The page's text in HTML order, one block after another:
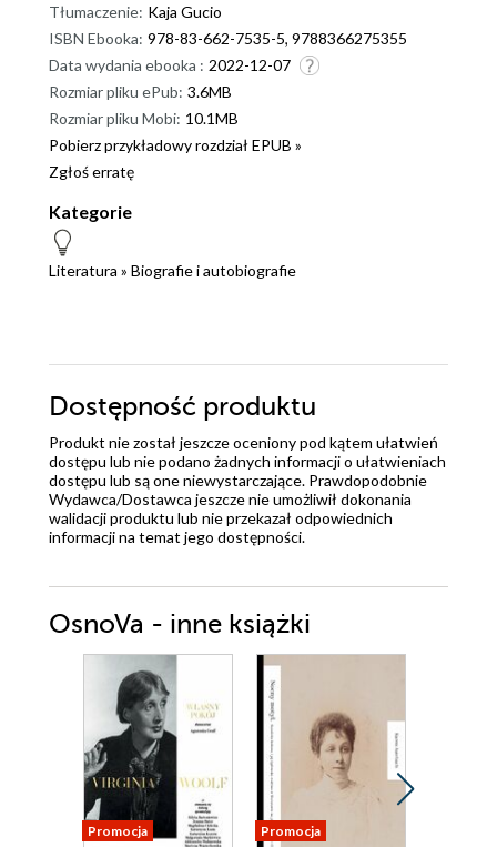
Tłumaczenie: Kaja Gucio
ISBN Ebooka: 978-83-662-7535-5, 9788366275355
Data wydania ebooka : 2022-12-07
Rozmiar pliku ePub: 3.6MB
Rozmiar pliku Mobi: 10.1MB
Pobierz przykładowy rozdział EPUB »
Zgłoś erratę
Kategorie
Literatura » Biografie i autobiografie
Dostępność produktu
Produkt nie został jeszcze oceniony pod kątem ułatwień
dostępu lub nie podano żadnych informacji o ułatwieniach
dostępu lub są one niewystarczające. Prawdopodobnie
Wydawca/Dostawca jeszcze nie umożliwił dokonania
walidacji produktu lub nie przekazał odpowiednich
informacji na temat jego dostępności.
OsnoVa - inne książki
Promocja Promocja